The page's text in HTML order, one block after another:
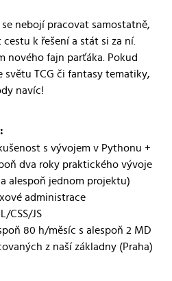
nebojí pracovat samostatně,
k řešení a stát si za ní.
nového fajn parťáka. Pokud
světu TCG či fantasy tematiky,
navíc!
s vývojem v Pythonu +
dva roky praktického vývoje
alespoň jednom projektu)
administrace
CSS/JS
80 h/měsíc s alespoň 2 MD
z naší základny (Praha)